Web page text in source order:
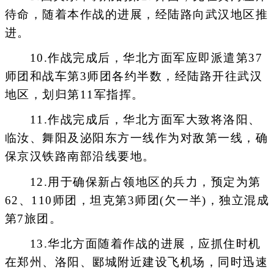
待命，随着本作战的进展，经陆路向武汉地区推
进。
10.作战完成后，华北方面军应即派遣第37
师团和战车第3师团各约半数，经陆路开往武汉
地区，划归第11军指挥。
11.作战完成后，华北方面军大致将洛阳、
临汝、舞阳及泌阳东方一线作为对敌第一线，确
保京汉铁路南部沿线要地。
12.用于确保新占领地区的兵力，预定为第
62、110师团，坦克第3师团(欠一半)，独立混成
第7旅团。
13.华北方面随着作战的进展，应抓住时机
在郑州、洛阳、郾城附近建设飞机场，同时迅速